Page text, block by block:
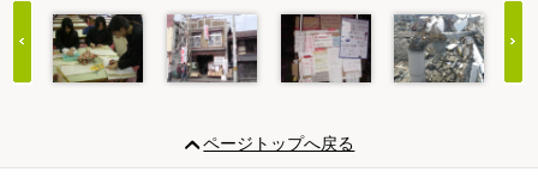
20
ページトップへ戻る